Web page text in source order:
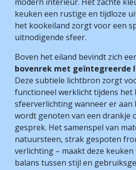
modern interieur. Het zachte
keuken een rustige en tijdloze
het kookeiland zorgt voor een
uitnodigende sfeer.
Boven het eiland bevindt zich
bovenrek met geïntegreerde
Deze subtiele lichtbron zorgt
functioneel werklicht tijdens het
sfeerverlichting wanneer er aan
wordt genoten van een drankje
gesprek. Het samenspel van
natuursteen, strak gespoten
verlichting – maakt deze
balans tussen stijl en